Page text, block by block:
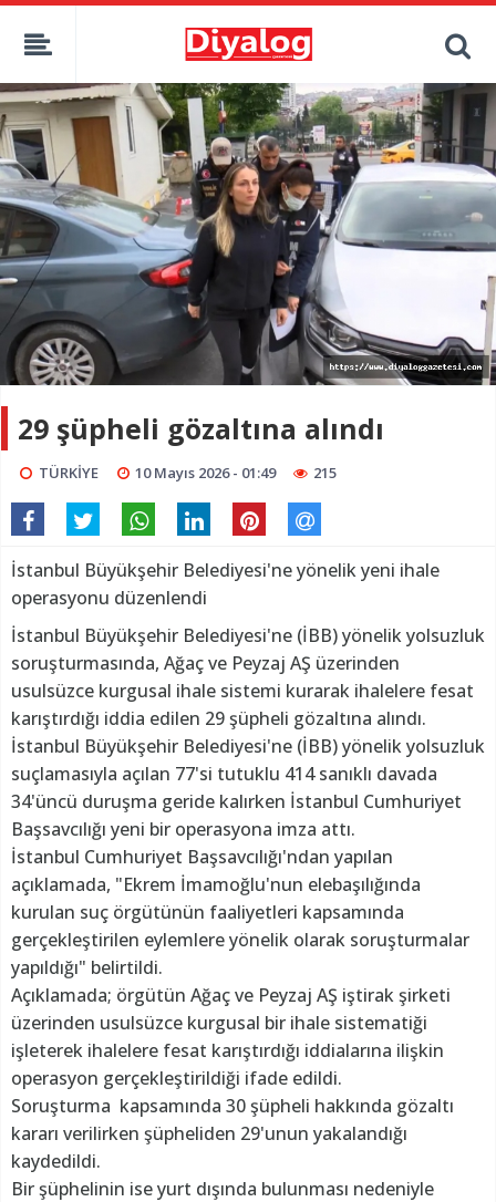
29 şüpheli gözaltına alındı
TÜRKİYE 10 Mayıs 2026 - 01:49 215
İstanbul Büyükşehir Belediyesi'ne yönelik yeni ihale
operasyonu düzenlendi
İstanbul Büyükşehir Belediyesi'ne (İBB) yönelik yolsuzluk
soruşturmasında, Ağaç ve Peyzaj AŞ üzerinden
usulsüzce kurgusal ihale sistemi kurarak ihalelere fesat
karıştırdığı iddia edilen 29 şüpheli gözaltına alındı.
İstanbul Büyükşehir Belediyesi'ne (İBB) yönelik yolsuzluk
suçlamasıyla açılan 77'si tutuklu 414 sanıklı davada
34'üncü duruşma geride kalırken İstanbul Cumhuriyet
Başsavcılığı yeni bir operasyona imza attı.
İstanbul Cumhuriyet Başsavcılığı'ndan yapılan
açıklamada, "Ekrem İmamoğlu'nun elebaşılığında
kurulan suç örgütünün faaliyetleri kapsamında
gerçekleştirilen eylemlere yönelik olarak soruşturmalar
yapıldığı" belirtildi.
Açıklamada; örgütün Ağaç ve Peyzaj AŞ iştirak şirketi
üzerinden usulsüzce kurgusal bir ihale sistematiği
işleterek ihalelere fesat karıştırdığı iddialarına ilişkin
operasyon gerçekleştirildiği ifade edildi.
Soruşturma kapsamında 30 şüpheli hakkında gözaltı
kararı verilirken şüpheliden 29'unun yakalandığı
kaydedildi.
Bir şüphelinin ise yurt dışında bulunması nedeniyle